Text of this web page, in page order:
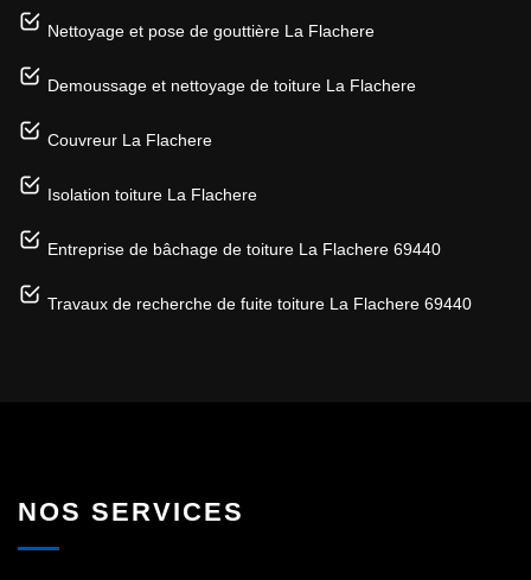
Nettoyage et pose de gouttière La Flachere
Demoussage et nettoyage de toiture La Flachere
Couvreur La Flachere
Isolation toiture La Flachere
Entreprise de bâchage de toiture La Flachere 69440
Travaux de recherche de fuite toiture La Flachere 69440
NOS SERVICES